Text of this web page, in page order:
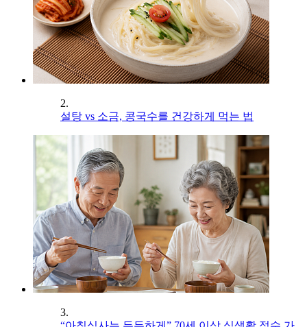
2.
설탕 vs 소금, 콩국수를 건강하게 먹는 법
3.